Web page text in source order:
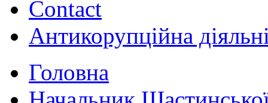
Contact
Антикорупційна
Головна